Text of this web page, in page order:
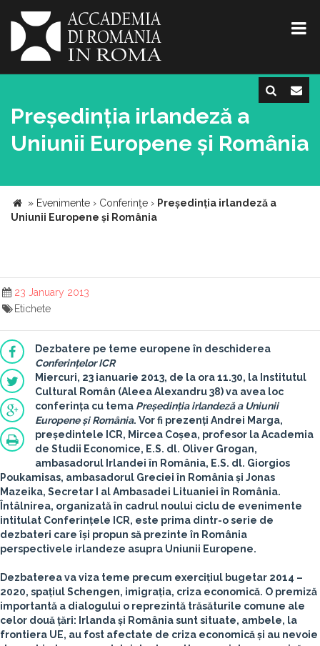
Președinția irlandeză a
Uniunii Europene și România
» Evenimente › Conferinţe › Președinția irlandeză a
Uniunii Europene și România
23 January 2013
Etichete
Dezbatere pe teme europene în deschiderea
Conferințelor ICR
Miercuri, 23 ianuarie 2013, de la ora 11.30, la Institutul
Cultural Român (Aleea Alexandru 38) va avea loc
conferința cu tema Președinția irlandeză a Uniunii
Europene și România. Vor fi prezenți Andrei Marga,
președintele ICR, Mircea Coșea, profesor la Academia
de Studii Economice, E.S. dl. Oliver Grogan,
ambasadorul Irlandei în România, E.S. dl. Giorgios
Poukamisas, ambasadorul Greciei în România și Jonas
Mazeika, Secretar I al Ambasadei Lituaniei în România.
Întâlnirea, organizată în cadrul noului ciclu de evenimente
intitulat Conferințele ICR, este prima dintr-o serie de
dezbateri care își propun să prezinte în România
perspectivele irlandeze asupra Uniunii Europene.
Dezbaterea va viza teme precum exercițiul bugetar 2014 –
2020, spațiul Schengen, imigrația, criza economică. O premiză
importantă a dialogului o reprezintă trăsăturile comune ale
celor două țări: Irlanda și România sunt situate, ambele, la
frontiera UE, au fost afectate de criza economică și au nevoie